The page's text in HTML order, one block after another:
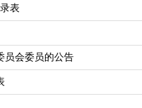
表
员会委员的公告